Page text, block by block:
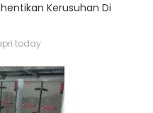
Kerusuhan Di
today